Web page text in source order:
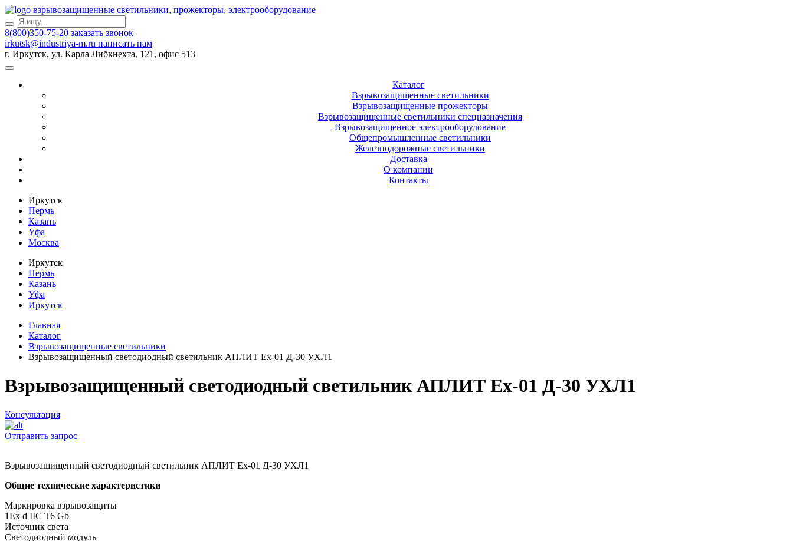
взрывозащищенные светильники, прожекторы, электрооборудование
8(800)350-75-20 заказать звонок
irkutsk@industriya-m.ru написать нам
г. Иркутск, ул. Карла Либкнехта, 121, офис 513
Каталог
Взрывозащищенные светильники
Взрывозащищенные прожекторы
Взрывозащищенные светильники спецназначения
Взрывозащищенное электрооборудование
Общепромышленные светильники
Железнодорожные светильники
Доставка
О компании
Контакты
Иркутск
Пермь
Казань
Уфа
Москва
Иркутск
Пермь
Казань
Уфа
Иркутск
Главная
Каталог
Взрывозащищенные светильники
Взрывозащищенный светодиодный светильник АПЛИТ Ех-01 Д-30 УХЛ1
Взрывозащищенный светодиодный светильник АПЛИТ Ех-01 Д-30 УХЛ1
Консультация
Отправить запрос
Взрывозащищенный светодиодный светильник АПЛИТ Ех-01 Д-30 УХЛ1
Общие технические характеристики
Маркировка взрывозащиты
1Ех d IIC T6 Gb
Источник света
Светодиодный модуль